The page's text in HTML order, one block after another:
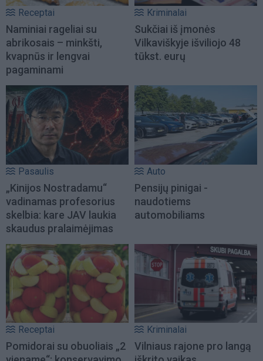
Receptai
Naminiai rageliai su
abrikosais – minkšti,
kvapnūs ir lengvai
pagaminami
Kriminalai
Sukčiai iš įmonės
Vilkaviškyje išviliojo 48
tūkst. eurų
Pasaulis
„Kinijos Nostradamu“
vadinamas profesorius
skelbia: kare JAV laukia
skaudus pralaimėjimas
Auto
Pensijų pinigai -
naudotiems
automobiliams
Receptai
Pomidorai su obuoliais „2
Kriminalai
Vilniaus rajone pro langą